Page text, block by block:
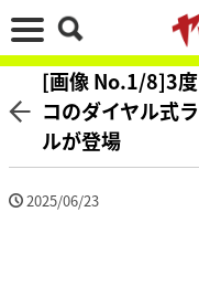
[画像 No.1/8]3度
コのダイヤル式
ルが登場
2025/06/23